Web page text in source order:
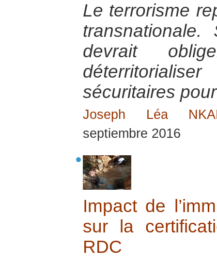
Le terrorisme
transnationale.
devrait
sécuritaires
Joseph Léa
septiembre 2016
Impact de
sur la
RDC